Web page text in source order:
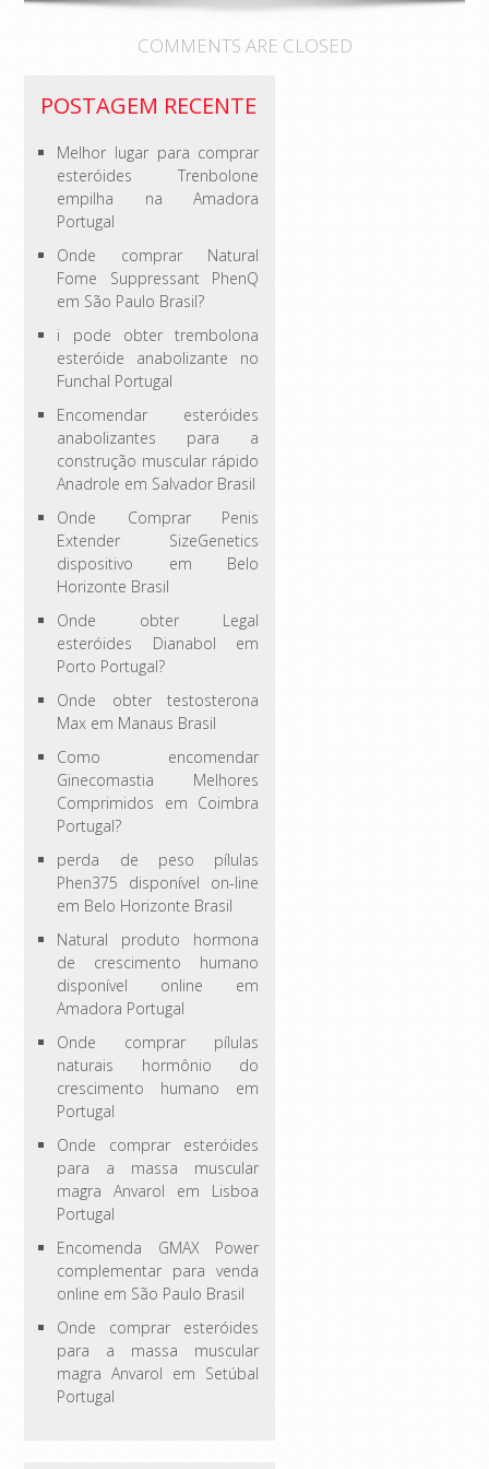
COMMENTS ARE CLOSED
POSTAGEM RECENTE
Melhor lugar para comprar
esteróides Trenbolone
empilha na Amadora
Portugal
Onde comprar Natural
Fome Suppressant PhenQ
em São Paulo Brasil?
i pode obter trembolona
esteróide anabolizante no
Funchal Portugal
Encomendar esteróides
anabolizantes para a
construção muscular rápido
Anadrole em Salvador Brasil
Onde Comprar Penis
Extender SizeGenetics
dispositivo em Belo
Horizonte Brasil
Onde obter Legal
esteróides Dianabol em
Porto Portugal?
Onde obter testosterona
Max em Manaus Brasil
Como encomendar
Ginecomastia Melhores
Comprimidos em Coimbra
Portugal?
perda de peso pílulas
Phen375 disponível on-line
em Belo Horizonte Brasil
Natural produto hormona
de crescimento humano
disponível online em
Amadora Portugal
Onde comprar pílulas
naturais hormônio do
crescimento humano em
Portugal
Onde comprar esteróides
para a massa muscular
magra Anvarol em Lisboa
Portugal
Encomenda GMAX Power
complementar para venda
online em São Paulo Brasil
Onde comprar esteróides
para a massa muscular
magra Anvarol em Setúbal
Portugal